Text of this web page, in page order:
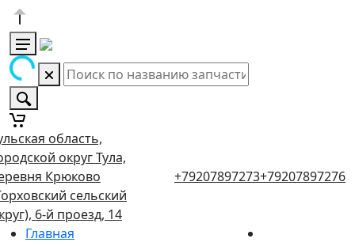
область,
округ Тула,
Крюково
сельский
6-й проезд, 14
+79207897273+79207897276
Главная